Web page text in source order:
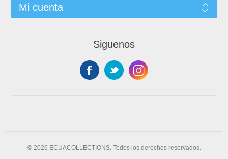
Mi cuenta
Siguenos
© 2026 ECUACOLLECTIONS. Todos los derechos reservados.